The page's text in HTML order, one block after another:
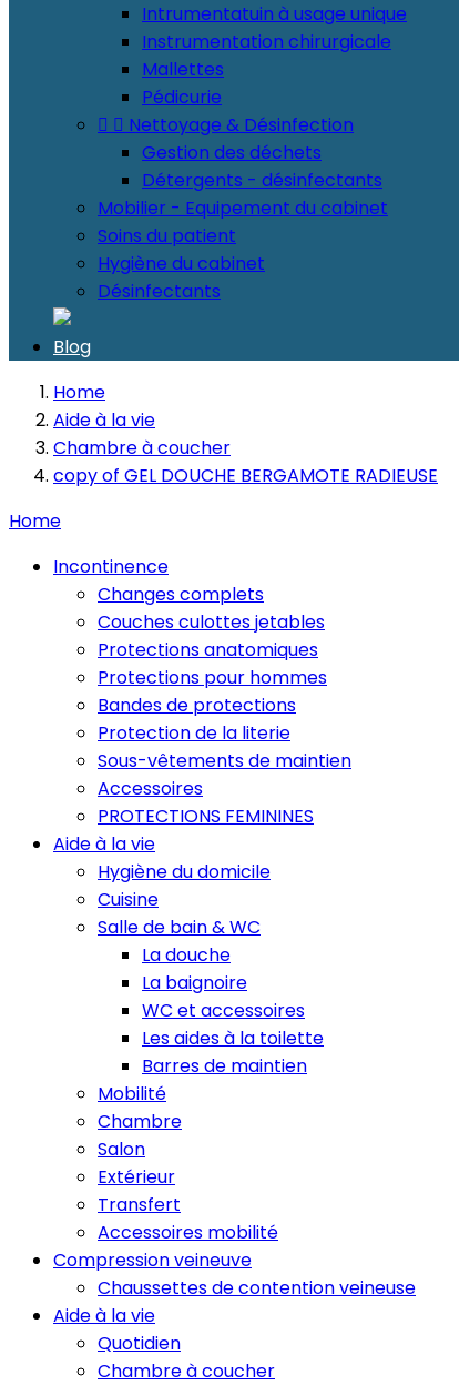
Intrumentatuin à usage unique
Instrumentation chirurgicale
Mallettes
Pédicurie
  Nettoyage & Désinfection
Gestion des déchets
Détergents - désinfectants
Mobilier - Equipement du cabinet
Soins du patient
Hygiène du cabinet
Désinfectants
Blog
Home
Aide à la vie
Chambre à coucher
copy of GEL DOUCHE BERGAMOTE RADIEUSE
Home
Incontinence
Changes complets
Couches culottes jetables
Protections anatomiques
Protections pour hommes
Bandes de protections
Protection de la literie
Sous-vêtements de maintien
Accessoires
PROTECTIONS FEMININES
Aide à la vie
Hygiène du domicile
Cuisine
Salle de bain & WC
La douche
La baignoire
WC et accessoires
Les aides à la toilette
Barres de maintien
Mobilité
Chambre
Salon
Extérieur
Transfert
Accessoires mobilité
Compression veineuve
Chaussettes de contention veineuse
Aide à la vie
Quotidien
Chambre à coucher